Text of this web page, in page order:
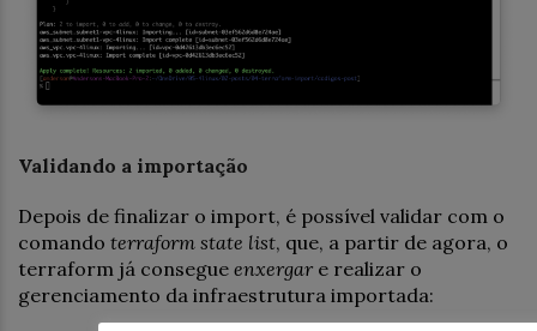
Validando a importação
Depois de finalizar o import, é possível validar com o
comando terraform state list, que, a partir de agora, o
terraform já consegue enxergar e realizar o
gerenciamento da infraestrutura importada: